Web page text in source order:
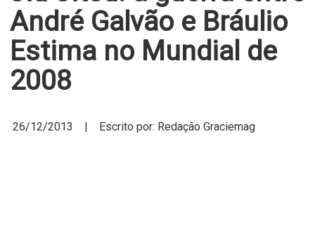
André Galvão e Bráulio
Estima no Mundial de
2008
26/12/2013 | Escrito por: Redação Graciemag